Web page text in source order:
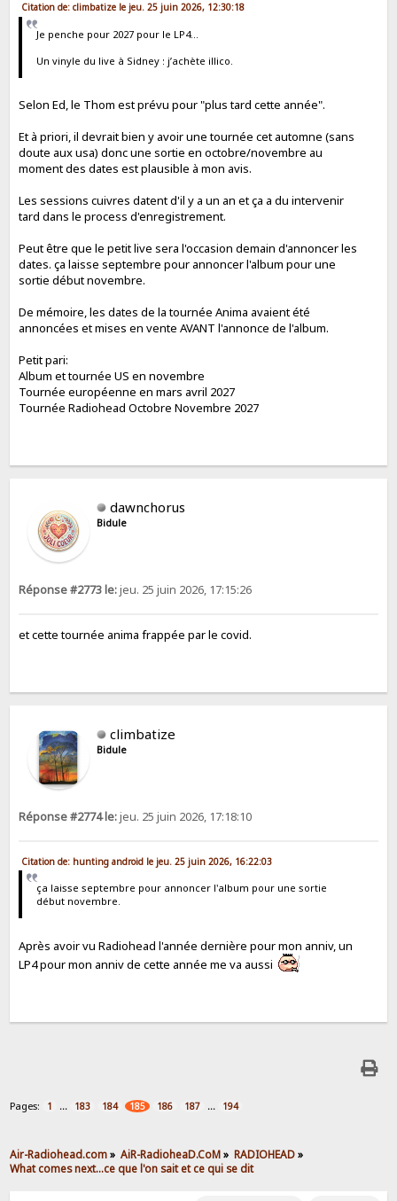
Citation de: climbatize le jeu. 25 juin 2026, 12:30:18
Je penche pour 2027 pour le LP4…
Un vinyle du live à Sidney : j’achète illico.
Selon Ed, le Thom est prévu pour "plus tard cette année".
Et à priori, il devrait bien y avoir une tournée cet automne (sans
doute aux usa) donc une sortie en octobre/novembre au
moment des dates est plausible à mon avis.
Les sessions cuivres datent d'il y a un an et ça a du intervenir
tard dans le process d'enregistrement.
Peut être que le petit live sera l'occasion demain d'annoncer les
dates. ça laisse septembre pour annoncer l'album pour une
sortie début novembre.
De mémoire, les dates de la tournée Anima avaient été
annoncées et mises en vente AVANT l'annonce de l'album.
Petit pari:
Album et tournée US en novembre
Tournée européenne en mars avril 2027
Tournée Radiohead Octobre Novembre 2027
dawnchorus
Bidule
Réponse #2773 le:jeu. 25 juin 2026, 17:15:26
et cette tournée anima frappée par le covid.
climbatize
Bidule
Réponse #2774 le:jeu. 25 juin 2026, 17:18:10
Citation de: hunting android le jeu. 25 juin 2026, 16:22:03
ça laisse septembre pour annoncer l'album pour une sortie
début novembre.
Après avoir vu Radiohead l'année dernière pour mon anniv, un
LP4 pour mon anniv de cette année me va aussi
Pages: 1 ... 183 184 185 186 187 ... 194
Air-Radiohead.com» AiR-RadioheaD.CoM» RADIOHEAD»
What comes next...ce que l'on sait et ce qui se dit